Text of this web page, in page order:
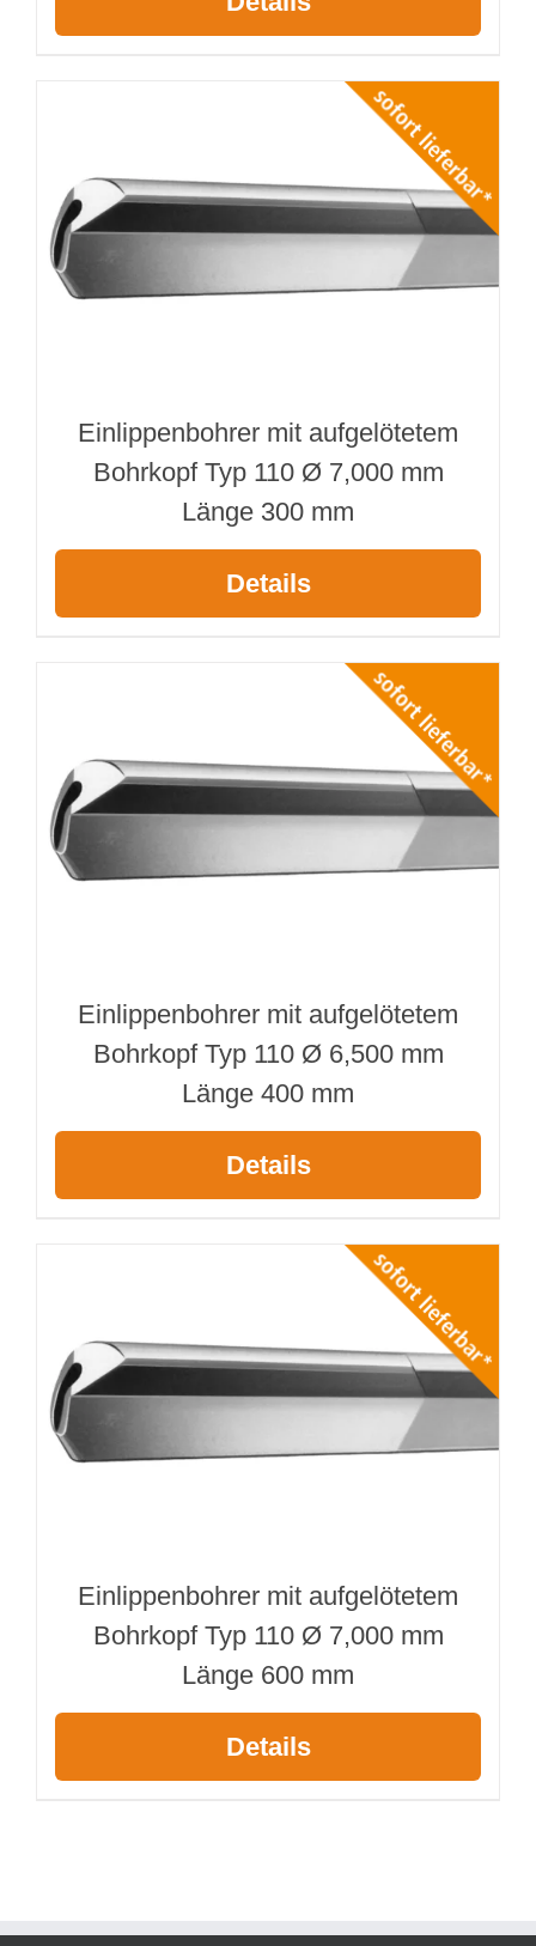
Einlippenbohrer mit aufgelötetem
Bohrkopf Typ 110 Ø 7,000 mm
Länge 300 mm
Details
Einlippenbohrer mit aufgelötetem
Bohrkopf Typ 110 Ø 6,500 mm
Länge 400 mm
Details
Einlippenbohrer mit aufgelötetem
Bohrkopf Typ 110 Ø 7,000 mm
Länge 600 mm
Details